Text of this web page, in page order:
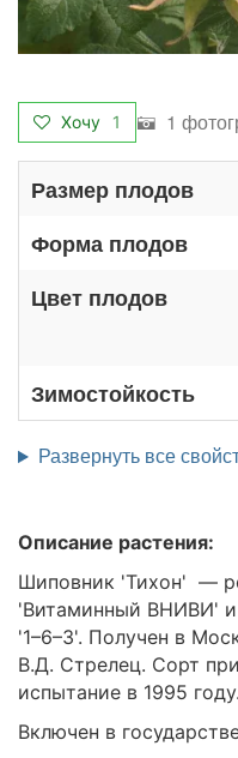
Хочу 1 1
Размер плодов
Форма плодов
Цвет плодов
Зимостойкость
Развернуть все
Описание растения:
Шиповник 'Тихон' —
'Витаминный ВНИВИ'
'1–6–3'. Получен в
В.Д. Стрелец. Сорт
испытание в 1995 году.
Включен в